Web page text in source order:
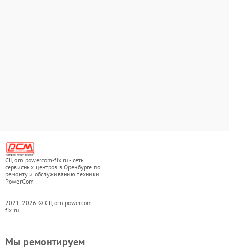
СЦ orn.powercom-fix.ru - сеть
сервисных центров в Оренбурге по
ремонту и обслуживанию техники
PowerCom
2021-2026 © СЦ orn.powercom-
fix.ru
Мы ремонтируем